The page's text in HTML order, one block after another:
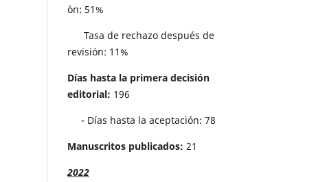
´on: 51%
Tasa de rechazo después de
revisión: 11%
Días hasta la primera decisión
editorial: 196
- Días hasta la aceptación: 78
Manuscritos publicados: 21
2022